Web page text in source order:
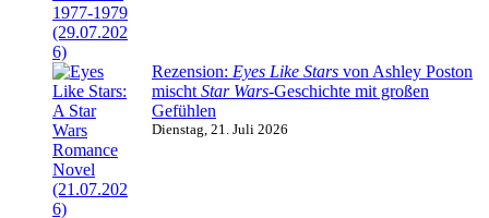
Rezension: Eyes Like Stars von Ashley Poston
mischt Star Wars-Geschichte mit großen
Gefühlen
Dienstag, 21. Juli 2026